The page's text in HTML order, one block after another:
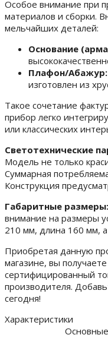
Особое внимание при
материалов и сборки.
мельчайших деталей:
Основание
Плафон/Абажур:
изготовлен из
Такое сочетание
прибор легко
или классических
Светотехнические
Модель не только
Суммарная
Конструкция
Габаритные размеры:
внимание на размеры
210 мм, длина 160 мм,
Приобретая данную
магазине, вы
сертифицированный
производителя.
сегодня!
Характеристики
Основные